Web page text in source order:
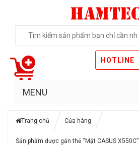
HOTLINE
MENU
Trang chủ Cửa hàng
Sản phẩm được gắn thẻ “Mặt CASUS X550C”